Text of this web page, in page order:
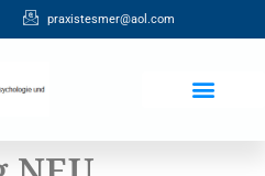
praxistesmer@aol.com​